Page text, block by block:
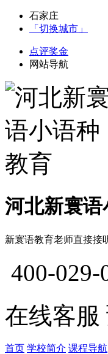
石家庄
「切换城市」
点评奖金
网站导航
河北新寰
新寰语教育老师直接接
400-029-
在线客服
首页 学校简介 课程导航